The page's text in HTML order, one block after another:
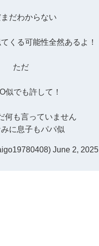
だわからない
くる可能性全然あるよ！
ただ
似でも許して！
何も言っていません
に息子もパパ似
June 2, 2025